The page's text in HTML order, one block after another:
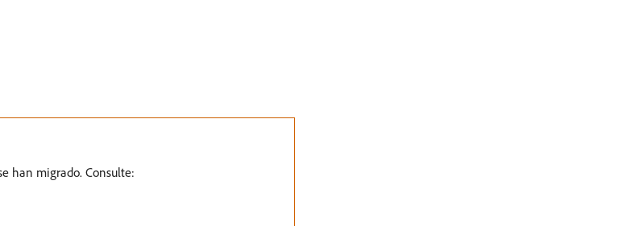
han migrado. Consulte: